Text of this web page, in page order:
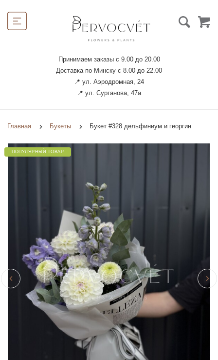
Принимаем заказы с 9.00 до 20.00
Доставка по Минску с 8.00 до 22.00
📍 ул. Аэродромная, 24
📍 ул. Сурганова, 47а
Главная Букеты Букет #328 дельфиниум и георгин
ПОПУЛЯРНЫЙ ТОВАР